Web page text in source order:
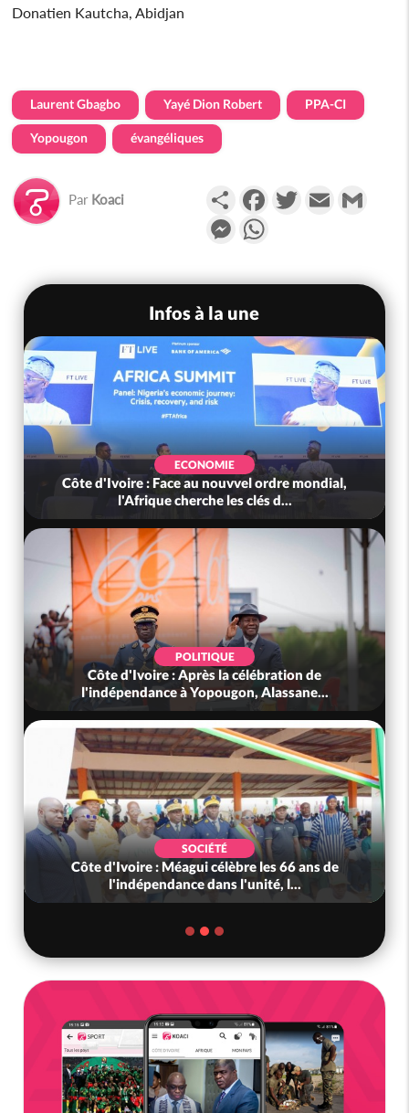
Donatien Kautcha, Abidjan
Laurent Gbagbo Yayé Dion Robert PPA-CI
Yopougon évangéliques
Par Koaci PartagerFacebookTwitterEmail
Messenger
Infos à la une
ECONOMIE
Côte d'Ivoire : Face au nouvvel ordre mondial,
l'Afrique cherche les clés d...
POLITIQUE
Côte d'Ivoire : Après la célébration de
l'indépendance à Yopougon, Alassane...
SOCIÉTÉ
Côte d'Ivoire : Méagui célèbre les 66 ans de
l'indépendance dans l'unité, l...